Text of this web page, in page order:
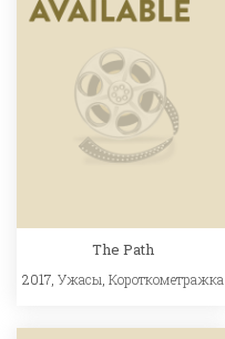
The Path
2017, Ужасы, Короткометражка